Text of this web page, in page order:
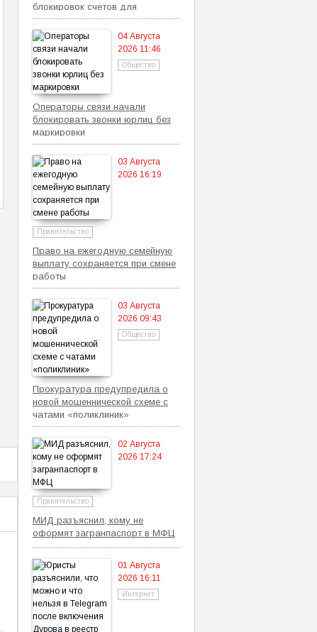
блокировок счетов для
самозанятых
04 Августа
2026 11:46
Общество
Операторы связи начали
блокировать звонки юрлиц без
маркировки
03 Августа
2026 16:19
Правительство
Право на ежегодную семейную
выплату сохраняется при смене
работы
03 Августа
2026 09:43
Общество
Прокуратура предупредила о
новой мошеннической схеме с
чатами «поликлиник»
02 Августа
2026 17:24
Правительство
МИД разъяснил, кому не
оформят загранпаспорт в МФЦ
01 Августа
2026 16:11
Интернет